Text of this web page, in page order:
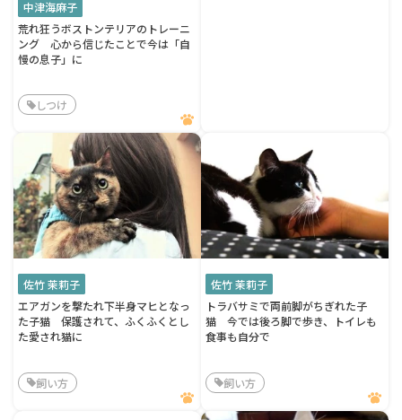
中津海麻子
荒れ狂うボストンテリアのトレーニ
ング 心から信じたことで今は「自
慢の息子」に
しつけ
佐竹 茉莉子
エアガンを撃たれ下半身マヒとなっ
た子猫 保護されて、ふくふくとし
た愛され猫に
飼い方
佐竹 茉莉子
トラバサミで両前脚がちぎれた子
猫 今では後ろ脚で歩き、トイレも
食事も自分で
飼い方